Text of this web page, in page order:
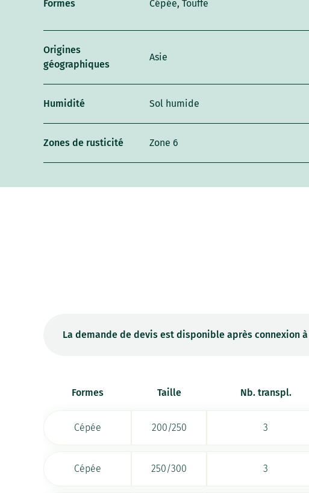
Formes Cépée, Touffe
Origines
géographiques
Asie
Humidité Sol humide
Zones de rusticité Zone 6
La demande de devis est disponible après connexion
Formes Taille Nb. transpl.
Cépée 200/250 3
Cépée 250/300 3